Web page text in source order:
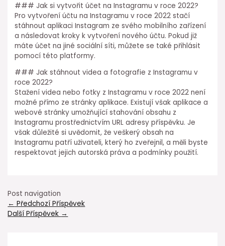
### Jak si vytvořit účet na Instagramu v roce 2022?
Pro vytvoření účtu na Instagramu v roce 2022 stačí
stáhnout aplikaci Instagram ze svého mobilního zařízení
a následovat kroky k vytvoření nového účtu. Pokud již
máte účet na jiné sociální síti, můžete se také přihlásit
pomocí této platformy.
### Jak stáhnout videa a fotografie z Instagramu v
roce 2022?
Stažení videa nebo fotky z Instagramu v roce 2022 není
možné přímo ze stránky aplikace. Existují však aplikace a
webové stránky umožňující stahování obsahu z
Instagramu prostřednictvím URL adresy příspěvku. Je
však důležité si uvědomit, že veškerý obsah na
Instagramu patří uživateli, který ho zveřejnil, a měli byste
respektovat jejich autorská práva a podmínky použití.
Post navigation
← Předchozí Příspěvek
Další Příspěvek →